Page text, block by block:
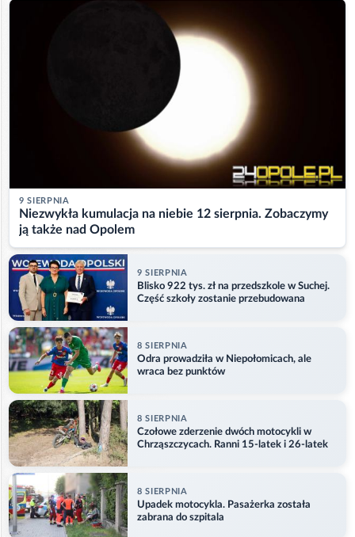
9 SIERPNIA
Niezwykła kumulacja na niebie 12 sierpnia. Zobaczymy
ją także nad Opolem
9 SIERPNIA
Blisko 922 tys. zł na przedszkole w Suchej.
Część szkoły zostanie przebudowana
8 SIERPNIA
Odra prowadziła w Niepołomicach, ale
wraca bez punktów
8 SIERPNIA
Czołowe zderzenie dwóch motocykli w
Chrząszczycach. Ranni 15-latek i 26-latek
8 SIERPNIA
Upadek motocykla. Pasażerka została
zabrana do szpitala